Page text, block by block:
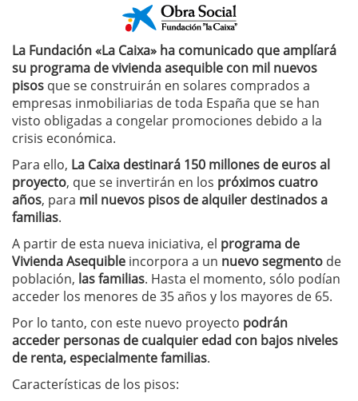
La Fundación «La Caixa» ha comunicado que amplíará
su programa de vivienda asequible con mil nuevos
pisos que se construirán en solares comprados a
empresas inmobiliarias de toda España que se han
visto obligadas a congelar promociones debido a la
crisis económica.
Para ello, La Caixa destinará 150 millones de euros al
proyecto, que se invertirán en los próximos cuatro
años, para mil nuevos pisos de alquiler destinados a
familias.
A partir de esta nueva iniciativa, el programa de
Vivienda Asequible incorpora a un nuevo segmento de
población, las familias. Hasta el momento, sólo podían
acceder los menores de 35 años y los mayores de 65.
Por lo tanto, con este nuevo proyecto podrán
acceder personas de cualquier edad con bajos niveles
de renta, especialmente familias.
Características de los pisos: